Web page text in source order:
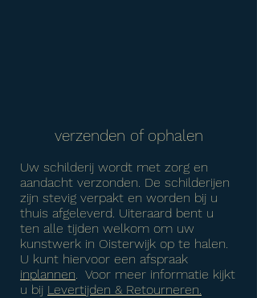
verzenden of ophalen
Uw schilderij wordt met zorg en
aandacht verzonden. De schilderijen
zijn stevig verpakt en worden bij u
thuis afgeleverd. Uiteraard bent u
ten alle tijden welkom om uw
kunstwerk in Oisterwijk op te halen.
U kunt hiervoor een afspraak
inplannen. Voor meer informatie kijkt
u bij Levertijden & Retourneren.